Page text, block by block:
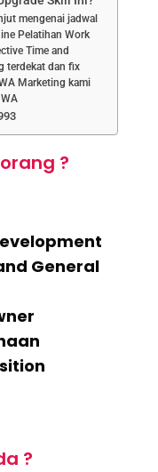
mengenai jadwal
Pelatihan Work
Time and
terdekat dan fix
Marketing kami
?
General
?